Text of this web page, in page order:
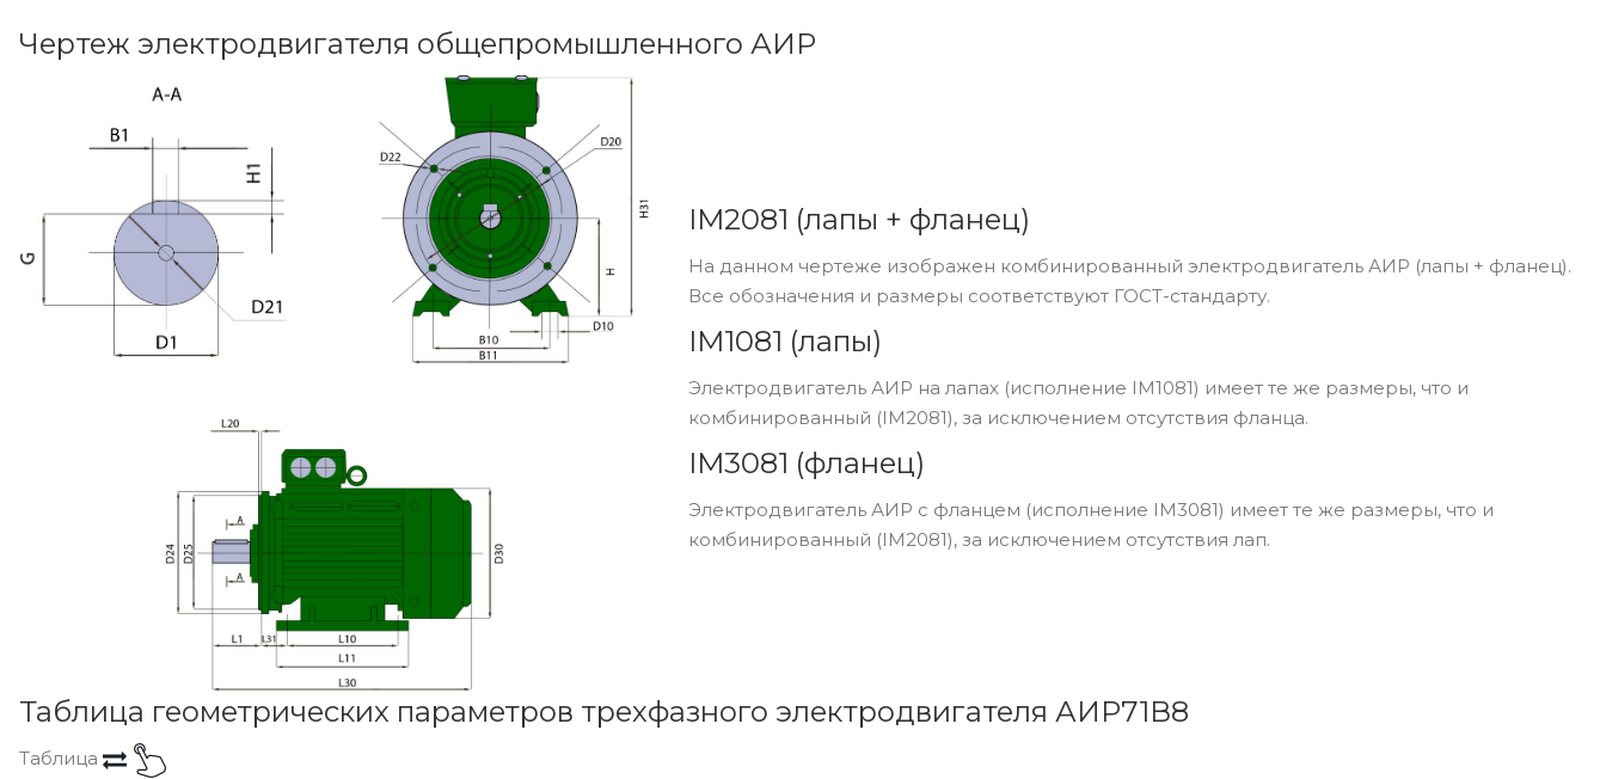
Чертеж электродвигателя общепромышленного АИР
IM2081 (лапы + фланец)
На данном чертеже изображен комбинированный электродвигатель АИР (лапы + фланец).
Все обозначения и размеры соответствуют ГОСТ-стандарту.
IM1081 (лапы)
Электродвигатель АИР на лапах (исполнение IM1081) имеет те же размеры, что и
комбинированный (IM2081), за исключением отсутствия фланца.
IM3081 (фланец)
Электродвигатель АИР с фланцем (исполнение IM3081) имеет те же размеры, что и
комбинированный (IM2081), за исключением отсутствия лап.
Таблица геометрических параметров трехфазного электродвигателя АИР71В8
Таблица